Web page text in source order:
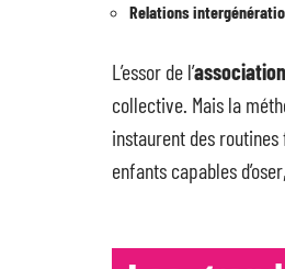
Relations
L’essor de l’
collective. Mais la
instaurent des
enfants capables